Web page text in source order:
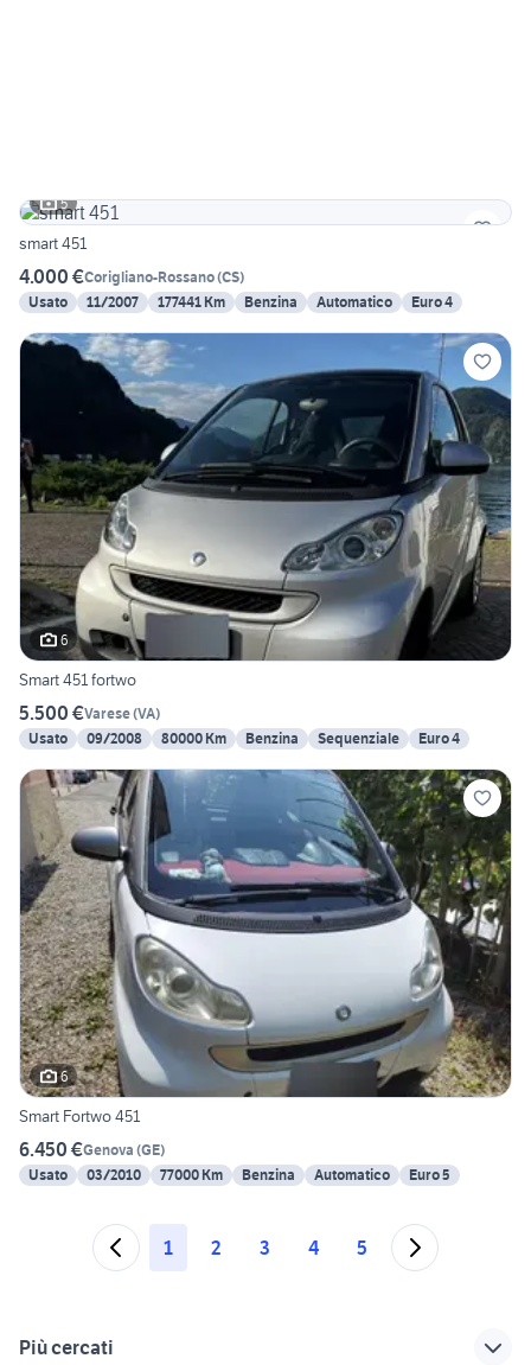
5
smart 451
4.000 €Corigliano-Rossano(CS)
Usato
11/2007 177441 Km Benzina Automatico Euro 4
6
Smart 451 fortwo
5.500 €Varese(VA)
Usato
09/2008 80000 Km Benzina Sequenziale Euro 4
6
Smart Fortwo 451
6.450 €Genova (GE)
Usato
03/2010 77000 Km Benzina Automatico Euro 5
1 2 3 4 5
Più cercati